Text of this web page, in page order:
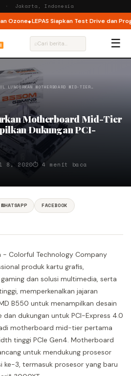
· Jakarta, Indonesia
LEPAS Siapkan Test Drive dan
⌕ ☰
LUNCURKAN MOTHERBOARD MID-TIER…
Motherboard Mid-Tier
Dukungan PCI-
8, 2020⏱ 4 menit baca
WHATSAPP
FACEBOOK
- Colorful Technology Company
produk kartu grafis,
dan solusi multimedia, serta
memperkenalkan jajaran
B550 untuk menampilkan desain
dukungan untuk PCI-Express 4.0
motherboard mid-tier pertama
tinggi PCIe Gen4. Motherboard
untuk mendukung prosesor
ke-3, termasuk prosesor yang baru